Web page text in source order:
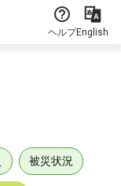
ヘルプEnglish
被災状況